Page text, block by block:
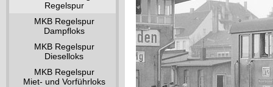
Regelspur
MKB Regelspur
Dampfloks
MKB Regelspur
Dieselloks
MKB Regelspur
Miet- und Vorführloks